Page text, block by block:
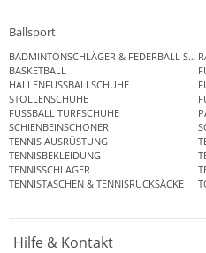
Ballsport
BADMINTONSCHLÄGER & FEDERBALL SETS
BASKETBALL
HALLENFUSSBALLSCHUHE
STOLLENSCHUHE
FUSSBALL TURFSCHUHE
SCHIENBEINSCHONER
TENNIS AUSRÜSTUNG
TENNISBEKLEIDUNG
TENNISSCHLÄGER
TENNISTASCHEN & TENNISRUCKSÄCKE
Hilfe & Kontakt